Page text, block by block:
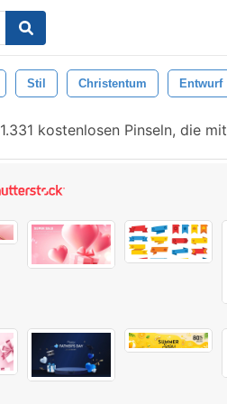
Stil Christentum Entwurf
1.331 kostenlosen Pinseln, die mit